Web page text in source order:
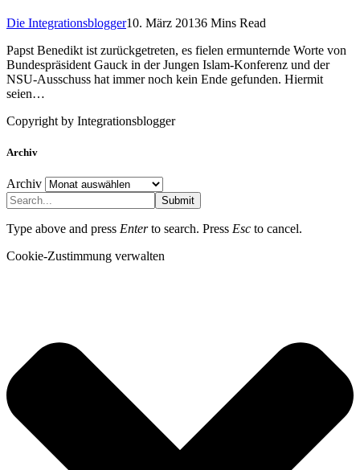
Die Integrationsblogger10. März 20136 Mins Read
Papst Benedikt ist zurückgetreten, es fielen ermunternde Worte von
Bundespräsident Gauck in der Jungen Islam-Konferenz und der
NSU-Ausschuss hat immer noch kein Ende gefunden. Hiermit
seien…
Copyright by Integrationsblogger
Archiv
Archiv
Submit
Type above and press Enterto search. Press Esc to cancel.
Cookie-Zustimmung verwalten